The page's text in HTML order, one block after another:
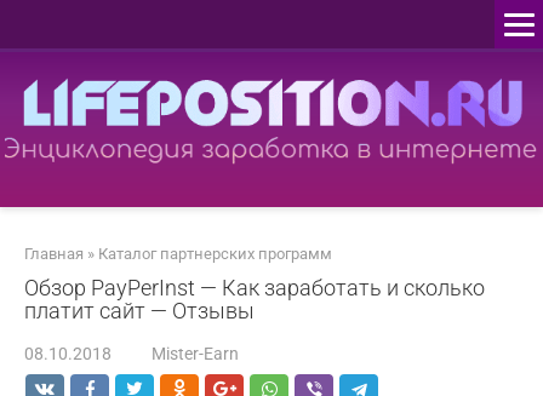
Главная » Каталог партнерских программ
Обзор PayPerInst — Как заработать и сколько
платит сайт — Отзывы
08.10.2018 Mister-Earn